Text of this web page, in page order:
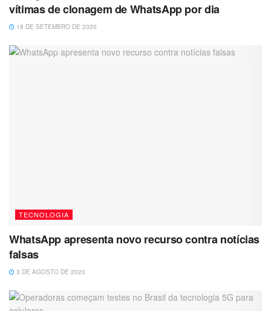
vítimas de clonagem de WhatsApp por dia
18 DE SETEMBRO DE 2020
TECNOLOGIA
WhatsApp apresenta novo recurso contra notícias
falsas
3 DE AGOSTO DE 2020